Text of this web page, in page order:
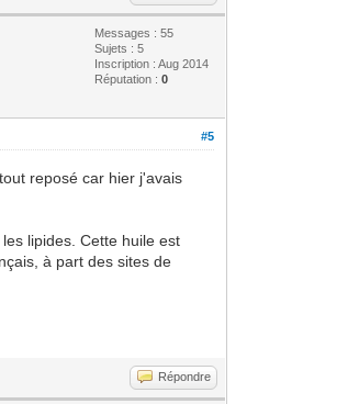
Messages : 55
Sujets : 5
Inscription : Aug 2014
Réputation :0
#5
reposé car hier j'avais
lipides. Cette huile est
à part des sites de
Répondre